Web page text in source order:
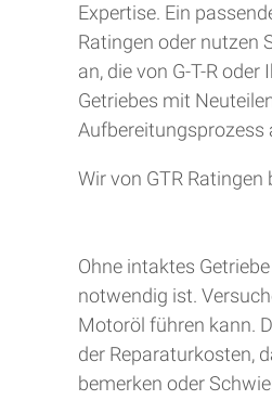
Expertise. Ein
Ratingen oder nutzen
an, die von G-T-R
Getriebes mit
Aufbereitungsprozess
Wir von GTR Ratingen
Ohne intaktes
notwendig ist.
Motoröl führen kann.
der Reparaturkosten,
bemerken oder